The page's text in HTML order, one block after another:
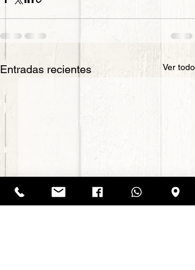
Entradas recientes Ver todo